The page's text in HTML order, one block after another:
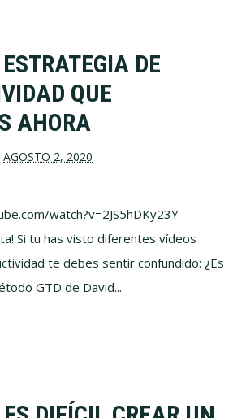
DE
QUE
AHORA
AGOSTO 2, 2020
watch?v=2JS5hDKy23Y
Si tu has visto diferentes vídeos
te debes sentir confundido: ¿Es
GTD de David...